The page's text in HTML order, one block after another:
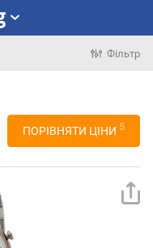
Фільтр
ПОРІВНЯТИ ЦІНИ 5